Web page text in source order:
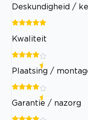
Deskundigheid /
Kwaliteit
Plaatsing /
Garantie / nazorg